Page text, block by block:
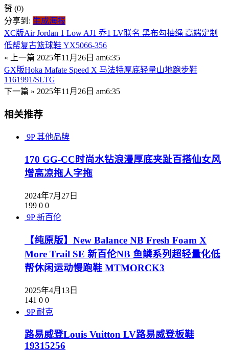
赞 (0)
分享到: 生成海报
XC版Air Jordan 1 Low AJ1 乔1 LV联名 黑布勾抽绳 高端定制
低帮复古篮球鞋 YX5066-356
« 上一篇 2025年11月26日 am6:35
GX版Hoka Mafate Speed X 马法特厚底轻量山地跑步鞋
1161991/SLTG
下一篇 » 2025年11月26日 am6:35
相关推荐
9P 其他品牌
170 GG-CC时尚水钻浪漫厚底夹趾百搭仙女风
增高凉拖人字拖
2024年7月27日
199 0 0
9P 新百伦
【纯原版】New Balance NB Fresh Foam X
More Trail SE 新百伦NB 鱼鳞系列超轻量化低
帮休闲运动慢跑鞋 MTMORCK3
2025年4月13日
141 0 0
9P 耐克
路易威登Louis Vuitton LV路易威登板鞋
19315256